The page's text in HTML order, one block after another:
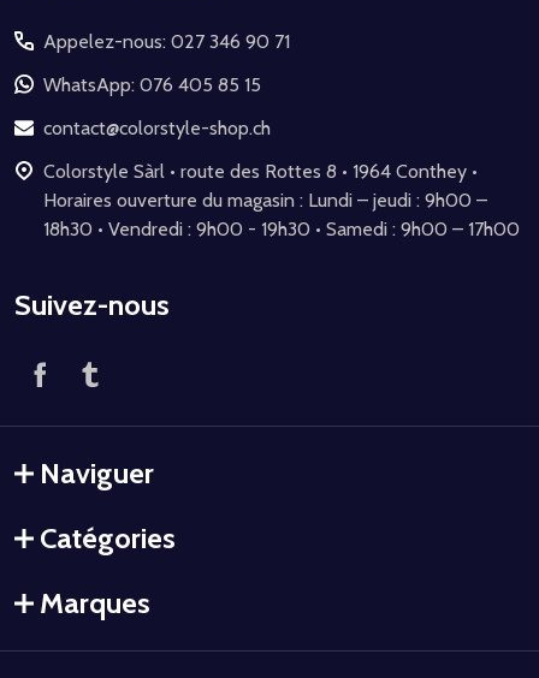
pied
de
page
Appelez-nous: 027 346 90 71
WhatsApp: 076 405 85 15
contact@colorstyle-shop.ch
Colorstyle Sàrl • route des Rottes 8 • 1964 Conthey •
Horaires ouverture du magasin : Lundi – jeudi : 9h00 –
18h30 • Vendredi : 9h00 - 19h30 • Samedi : 9h00 – 17h00
Suivez-nous
Naviguer
Catégories
Marques